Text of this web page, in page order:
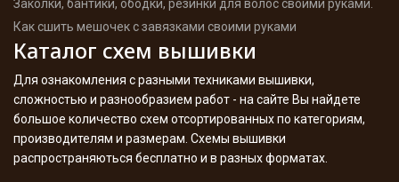
Заколки, бантики, ободки, резинки для волос своими руками.
Как сшить мешочек с завязками своими руками
Каталог схем вышивки
Для ознакомления с разными техниками вышивки,
сложностью и разнообразием работ - на сайте Вы найдете
большое количество схем отсортированных по категориям,
производителям и размерам. Схемы вышивки
распространяються бесплатно и в разных форматах.